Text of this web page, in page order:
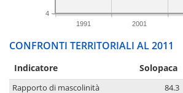
1991 2001
4
CONFRONTI TERRITORIALI AL 2011
Indicatore Solopaca
Rapporto di mascolinità 84.3